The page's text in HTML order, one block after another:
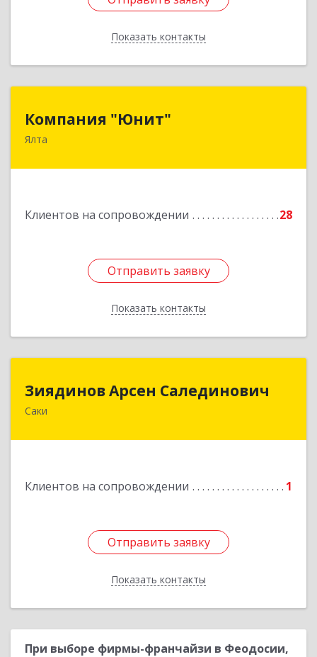
Показать контакты
Назад
Компания "Юнит"
Ялта
Клиентов на сопровождении 28
Отправить заявку
Показать контакты
298600, Крым Респ, Ялта г, Васильева ул, дом №
Отправить заявку
Назад
Зиядинов Арсен Салединович
Саки
Клиентов на сопровождении 1
Отправить заявку
Показать контакты
Отправить заявку
Назад
При выборе фирмы-франчайзи в Феодосии,